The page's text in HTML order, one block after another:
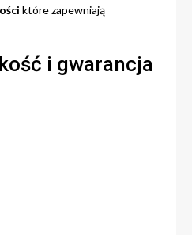
które zapewniają
i gwarancja